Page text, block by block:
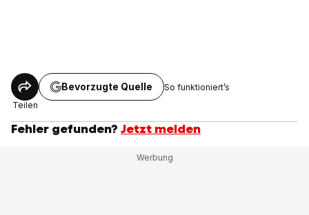
Teilen
Bevorzugte Quelle So funktioniert’s
Fehler gefunden? Jetzt melden